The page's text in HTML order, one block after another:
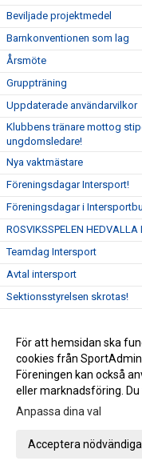
Beviljade projektmedel
Barnkonventionen som lag
Årsmöte
Gruppträning
Uppdaterade användarvilkor
Klubbens tränare mottog
ungdomsledare!
Nya vaktmästare
Föreningsdagar Intersport!
Föreningsdagar i
ROSVIKSSPELEN
Teamdag Intersport
Avtal intersport
Sektionsstyrelsen skrotas!
Swish
Nytt sportsystem
Gå till
För att hemsidan ska
cookies från
Föreningen kan också
eller marknadsföring. Du
Anpassa dina val
Acceptera nödvändiga